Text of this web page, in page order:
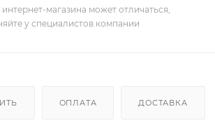
магазина может отличаться,
у специалистов компании
ОПЛАТА ДОСТАВКА